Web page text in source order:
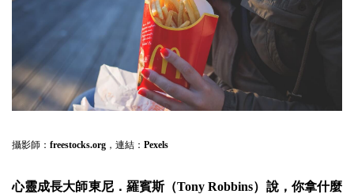
攝影師： freestocks.org ，連結： Pexels
心靈成長大師東尼．羅賓斯（Tony Robbins）說，你拿什麼